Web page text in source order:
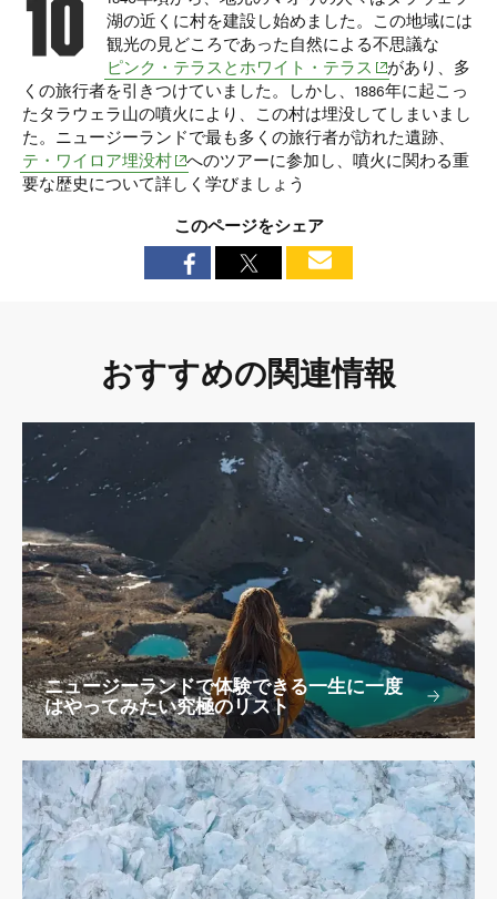
湖の近くに村を建設し始めました。この地域には
観光の見どころであった自然による不思議な
ピンク・テラスとホワイト・テラス (opens in new
があり、多
くの旅行者を引きつけていました。しかし、1886年に起こっ
たタラウェラ山の噴火により、この村は埋没してしまいまし
た。ニュージーランドで最も多くの旅行者が訪れた遺跡、
テ・ワイロア埋没村(opens in new window)
へのツアーに参加し、噴火に関わる重
要な歴史について詳しく学びましょう
このページをシェア
おすすめの関連情報
ニュージーランドで体験できる一生に一度
はやってみたい究極のリスト